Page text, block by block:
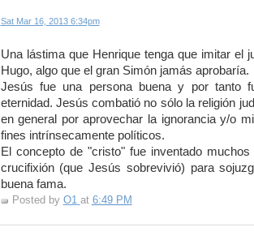
Sat Mar 16, 2013 6:34pm
Una lástima que Henrique tenga que imitar el
Hugo, algo que el gran Simón jamás aprobaría.
Jesús fue una persona buena y por tanto
eternidad. Jesús combatió no sólo la religión
en general por aprovechar la ignorancia y/o
fines intrínsecamente políticos.
El concepto de "cristo" fue inventado
crucifixión (que Jesús sobrevivió) para
buena fama.
Posted by O1 at 6:49 PM